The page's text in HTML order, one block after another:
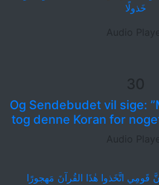
خَذولًا
Audio Player
30
Og Sendebudet vil sige:
tog denne Koran for
Audio Player
اتَّخَذوا هٰذَا القُرآنَ مَهجورًا